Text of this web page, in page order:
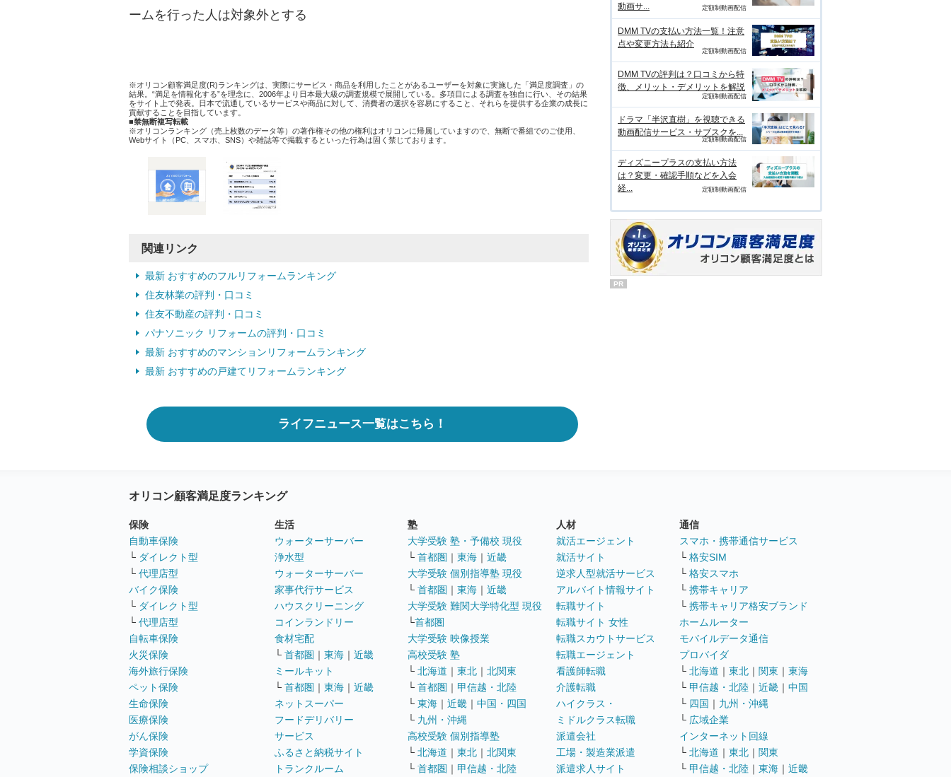
ームを行った人は対象外とする
※オリコン顧客満足度(R)ランキングは、実際にサービス・商品を利用したことがあるユーザーを対象に実施した「満足度調査」の
結果。“満足を情報化する”を理念に、2006年より日本最大級の調査規模で展開している。多項目による調査を独自に行い、その結果
をサイト上で発表。日本で流通しているサービスや商品に対して、消費者の選択を容易にすること、それらを提供する企業の成長に
貢献することを目指しています。
■禁無断複写転載
※オリコンランキング（売上枚数のデータ等）の著作権その他の権利はオリコンに帰属していますので、無断で番組でのご使用、
Webサイト（PC、スマホ、SNS）や雑誌等で掲載するといった行為は固く禁じております。
関連リンク
最新 おすすめのフルリフォームランキング
住友林業の評判・口コミ
住友不動産の評判・口コミ
パナソニック リフォームの評判・口コミ
最新 おすすめのマンションリフォームランキング
最新 おすすめの戸建てリフォームランキング
ライフニュース一覧はこちら！
動画サ...
定額制動画配信
DMM TVの支払い方法一覧！注意
点や変更方法も紹介
定額制動画配信
DMM TVの評判は？口コミから特
徴、メリット・デメリットを解説
定額制動画配信
ドラマ「半沢直樹」を視聴できる
動画配信サービス・サブスクを...
定額制動画配信
ディズニープラスの支払い方法
は？変更・確認手順などを入会
経...
定額制動画配信
PR
オリコン顧客満足度ランキング
保険
自動車保険
└ ダイレクト型
└ 代理店型
バイク保険
└ ダイレクト型
└ 代理店型
自転車保険
火災保険
海外旅行保険
ペット保険
生命保険
医療保険
がん保険
学資保険
保険相談ショップ
生活
ウォーターサーバー
浄水型
ウォーターサーバー
家事代行サービス
ハウスクリーニング
コインランドリー
食材宅配
└ 首都圏 ｜ 東海 ｜ 近畿
ミールキット
└ 首都圏 ｜ 東海 ｜ 近畿
ネットスーパー
フードデリバリー
サービス
ふるさと納税サイト
トランクルーム
塾
大学受験 塾・予備校 現役
└ 首都圏 ｜ 東海 ｜ 近畿
大学受験 個別指導塾 現役
└ 首都圏 ｜ 東海 ｜ 近畿
大学受験 難関大学特化型 現役
└首都圏
大学受験 映像授業
高校受験 塾
└ 北海道 ｜ 東北 ｜ 北関東
└ 首都圏 ｜ 甲信越・北陸
└ 東海 ｜ 近畿 ｜ 中国・四国
└ 九州・沖縄
高校受験 個別指導塾
└ 北海道 ｜ 東北 ｜ 北関東
└ 首都圏 ｜ 甲信越・北陸
人材
就活エージェント
就活サイト
逆求人型就活サービス
アルバイト情報サイト
転職サイト
転職サイト 女性
転職スカウトサービス
転職エージェント
看護師転職
介護転職
ハイクラス・
ミドルクラス転職
派遣会社
工場・製造業派遣
派遣求人サイト
通信
スマホ・携帯通信サービス
└ 格安SIM
└ 格安スマホ
└ 携帯キャリア
└ 携帯キャリア格安ブランド
ホームルーター
モバイルデータ通信
プロバイダ
└ 北海道 ｜ 東北 ｜ 関東 ｜ 東海
└ 甲信越・北陸 ｜ 近畿 ｜ 中国
└ 四国 ｜ 九州・沖縄
└ 広域企業
インターネット回線
└ 北海道 ｜ 東北 ｜ 関東
└ 甲信越・北陸 ｜ 東海 ｜ 近畿